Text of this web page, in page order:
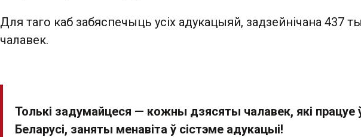
Для таго каб забяспечыць усіх адукацыяй, задзейнічана 437
чалавек.
Толькі задумайцеся — кожны дзясяты чалавек, які працуе
Беларусі, заняты менавіта ў сістэме адукацыі!